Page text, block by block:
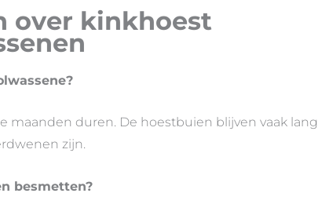
over kinkhoest
maanden duren. De hoestbuien blijven vaak lang
zijn.
besmetten?